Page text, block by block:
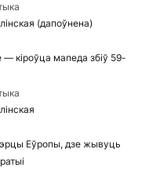
(дапоўнена)
кіроўца мапеда збіў 59-
Еўропы, дзе жывуць